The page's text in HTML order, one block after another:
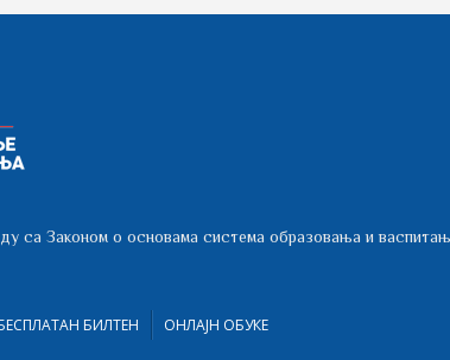
са Законом о основама система образовања и
БИЛТЕН ОНЛАЈН ОБУКЕ